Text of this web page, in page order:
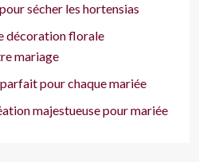
sécher les hortensias
décoration florale
mariage
pour chaque mariée
majestueuse pour mariée